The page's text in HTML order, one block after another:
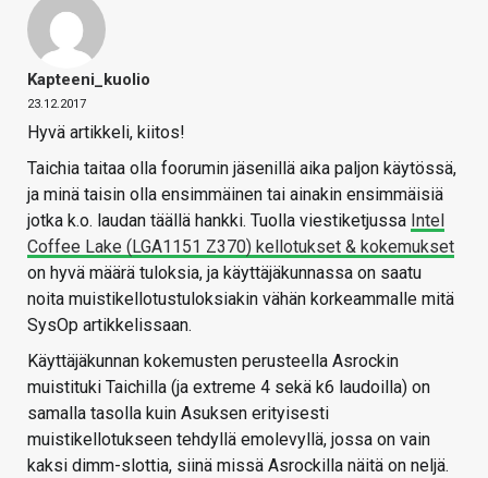
Kapteeni_kuolio
23.12.2017
Hyvä artikkeli, kiitos!
Taichia taitaa olla foorumin jäsenillä aika paljon käytössä,
ja minä taisin olla ensimmäinen tai ainakin ensimmäisiä
jotka k.o. laudan täällä hankki. Tuolla viestiketjussa Intel
Coffee Lake (LGA1151 Z370) kellotukset & kokemukset
on hyvä määrä tuloksia, ja käyttäjäkunnassa on saatu
noita muistikellotustuloksiakin vähän korkeammalle mitä
SysOp artikkelissaan.
Käyttäjäkunnan kokemusten perusteella Asrockin
muistituki Taichilla (ja extreme 4 sekä k6 laudoilla) on
samalla tasolla kuin Asuksen erityisesti
muistikellotukseen tehdyllä emolevyllä, jossa on vain
kaksi dimm-slottia, siinä missä Asrockilla näitä on neljä.